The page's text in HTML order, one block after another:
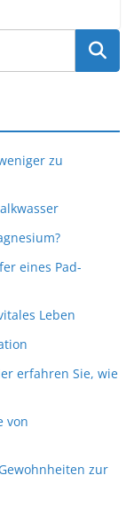
zu
eines Pad-
Leben
erfahren Sie, wie
von
zur